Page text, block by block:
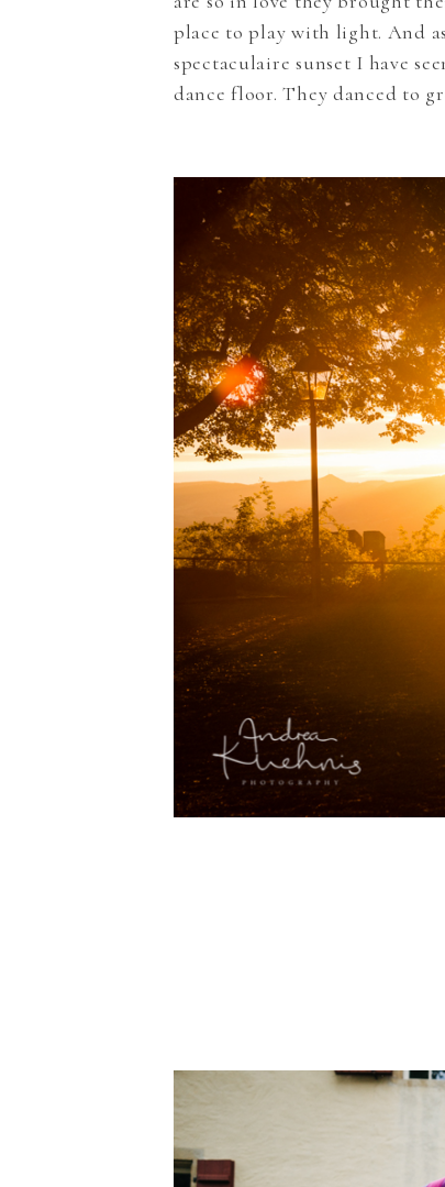
place to play with light. And
spectaculaire sunset I have
dance floor. They danced to